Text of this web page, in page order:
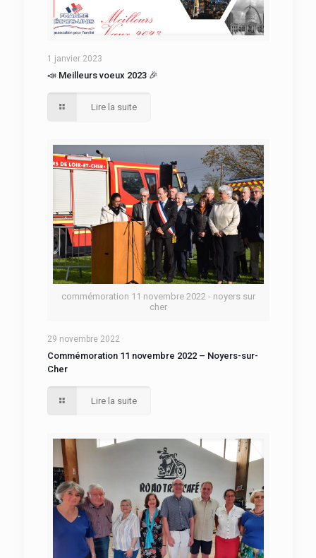
1 janvier 2023
📣 Meilleurs voeux 2023 🎉
Lire la suite
commémoration 11 novembre 2022 - noyers sur
cher
29 novembre 2022
Commémoration 11 novembre 2022 – Noyers-sur-
Cher
Lire la suite